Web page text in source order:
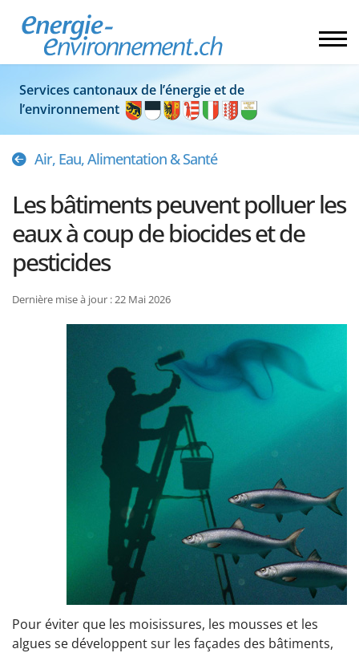
Services cantonaux de l’énergie et de
l’environnement
Air, Eau, Alimentation & Santé
Les bâtiments peuvent polluer les
eaux à coup de biocides et de
pesticides
Dernière mise à jour : 22 Mai 2026
Pour éviter que les moisissures, les mousses et les
algues se développent sur les façades des bâtiments,